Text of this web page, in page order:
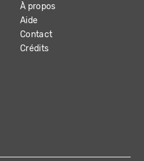
À propos
Aide
Contact
Crédits